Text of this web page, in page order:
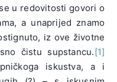
u redovitosti govori o
a unaprijed znamo
iz ove životne
čistu supstancu.[1]
iskustva, a i